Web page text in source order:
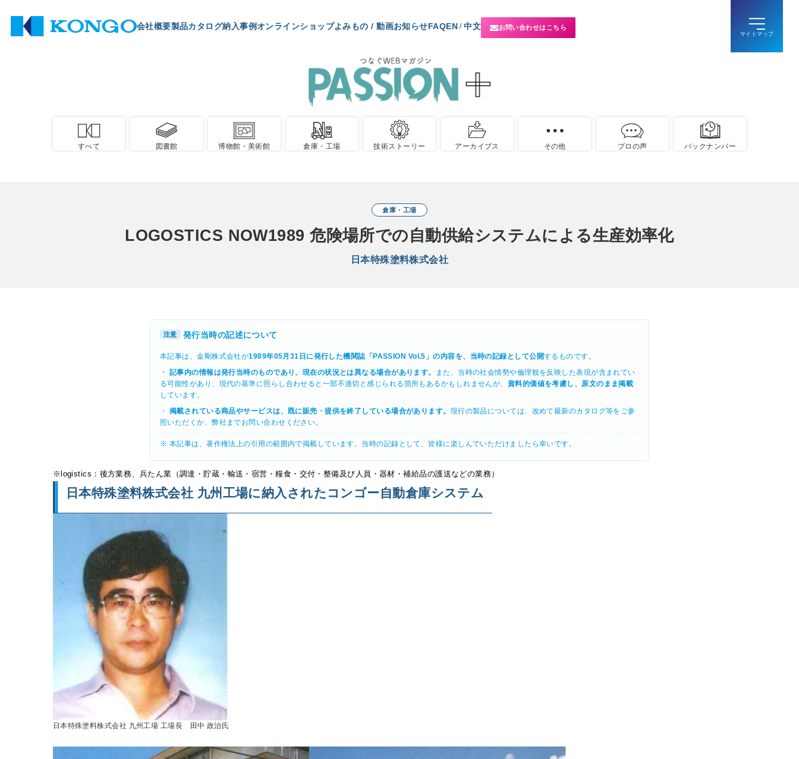
会社概要製品カタログ納入事例オンラインショップよみもの / 動画お知らせFAQEN /中文 お問い合わせはこちら
すべて 図書館 博物館・美術館 倉庫・工場 技術ストーリー アーカイブス その他 プロの声 バックナンバー
倉庫・工場
LOGOSTICS NOW1989 危険場所での自動供給システムによる生産効率化
日本特殊塗料株式会社
注意 発行当時の記述について
本記事は、金剛株式会社が1989年05月31日に発行した機関誌「PASSION Vol.5」の内容を、当時の記録として公開するものです。
・ 記事内の情報は発行当時のものであり、現在の状況とは異なる場合があります。
また、当時の社会情勢や倫理観を反映した表現が含まれてい
る可能性があり、現代の基準に照らし合わせると一部不適切と感じられる箇所もあるかもしれませんが、 資料的価値を考慮し、原文のまま掲載
しています。
・ 掲載されている商品やサービスは、既に販売・提供を終了している場合があります。 現行の製品については、改めて最新のカタログ等をご参
照いただくか、弊社までお問い合わせください。
※ 本記事は、著作権法上の引用の範囲内で掲載しています。当時の記録として、皆様に楽しんでいただけましたら幸いです。
※logistics：後方業務、兵たん業（調達・貯蔵・輸送・宿営・糧食・交付・整備及び人員・器材・補給品の護送などの業務）
日本特殊塗料株式会社 九州工場に納入されたコンゴー自動倉庫システム
日本特殊塗料株式会社 九州工場 工場長 田中 政治氏